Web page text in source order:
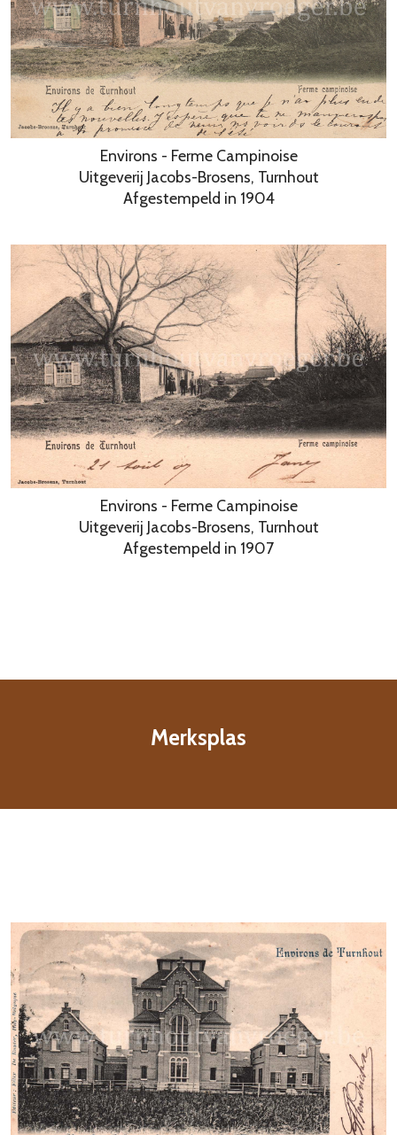
Environs - Ferme Campinoise
Uitgeverij Jacobs-Brosens, Turnhout
Afgestempeld in 1904
Environs - Ferme Campinoise
Uitgeverij Jacobs-Brosens, Turnhout
Afgestempeld in 1907
Merksplas